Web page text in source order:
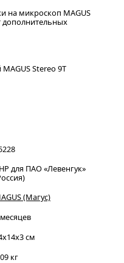
на микроскоп MAGUS
дополнительных
Stereo 9T
для ПАО «Левенгук»
(Магус)
см
кг